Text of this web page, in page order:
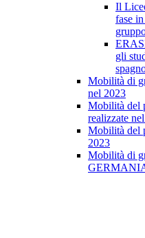
Il
fase
gli
Mobilità di
nel 2023
Mobilità del
realizzate
Mobilità del
2023
Mobilità di